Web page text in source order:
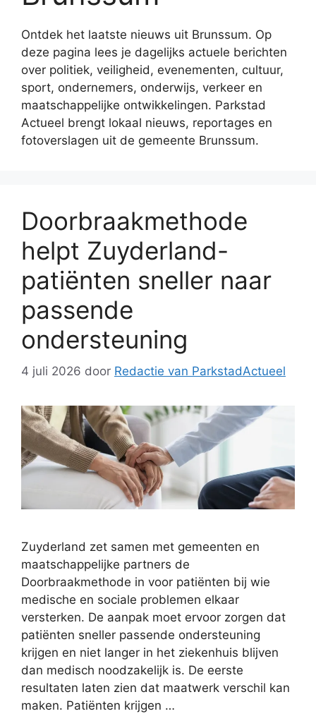
Ontdek het laatste nieuws uit Brunssum. Op
deze pagina lees je dagelijks actuele berichten
over politiek, veiligheid, evenementen, cultuur,
sport, ondernemers, onderwijs, verkeer en
maatschappelijke ontwikkelingen. Parkstad
Actueel brengt lokaal nieuws, reportages en
fotoverslagen uit de gemeente Brunssum.
Doorbraakmethode
helpt Zuyderland-
patiënten sneller naar
passende
ondersteuning
4 juli 2026 door Redactie van ParkstadActueel
Zuyderland zet samen met gemeenten en
maatschappelijke partners de
Doorbraakmethode in voor patiënten bij wie
medische en sociale problemen elkaar
versterken. De aanpak moet ervoor zorgen dat
patiënten sneller passende ondersteuning
krijgen en niet langer in het ziekenhuis blijven
dan medisch noodzakelijk is. De eerste
resultaten laten zien dat maatwerk verschil kan
maken. Patiënten krijgen …